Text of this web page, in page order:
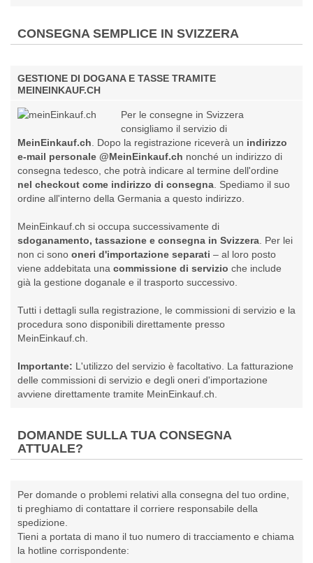
CONSEGNA SEMPLICE IN SVIZZERA
GESTIONE DI DOGANA E TASSE TRAMITE
MEINEINKAUF.CH
Per le consegne in Svizzera
consigliamo il servizio di
MeinEinkauf.ch . Dopo la registrazione riceverà un indirizzo
e-mail personale @MeinEinkauf.ch nonché un indirizzo di
consegna tedesco, che potrà indicare al termine dell'ordine
nel checkout come indirizzo di consegna . Spediamo il suo
ordine all'interno della Germania a questo indirizzo.
MeinEinkauf.ch si occupa successivamente di
sdoganamento, tassazione e consegna in Svizzera . Per lei
non ci sono oneri d'importazione separati – al loro posto
viene addebitata una commissione di servizio che include
già la gestione doganale e il trasporto successivo.
Tutti i dettagli sulla registrazione, le commissioni di servizio e la
procedura sono disponibili direttamente presso
MeinEinkauf.ch
Importante: L'utilizzo del servizio è facoltativo. La fatturazione
delle commissioni di servizio e degli oneri d'importazione
avviene direttamente tramite MeinEinkauf.ch.
DOMANDE SULLA TUA CONSEGNA
ATTUALE?
Per domande o problemi relativi alla consegna del tuo ordine,
ti preghiamo di contattare il corriere responsabile della
spedizione.
Tieni a portata di mano il tuo numero di tracciamento e chiama
la hotline corrispondente: